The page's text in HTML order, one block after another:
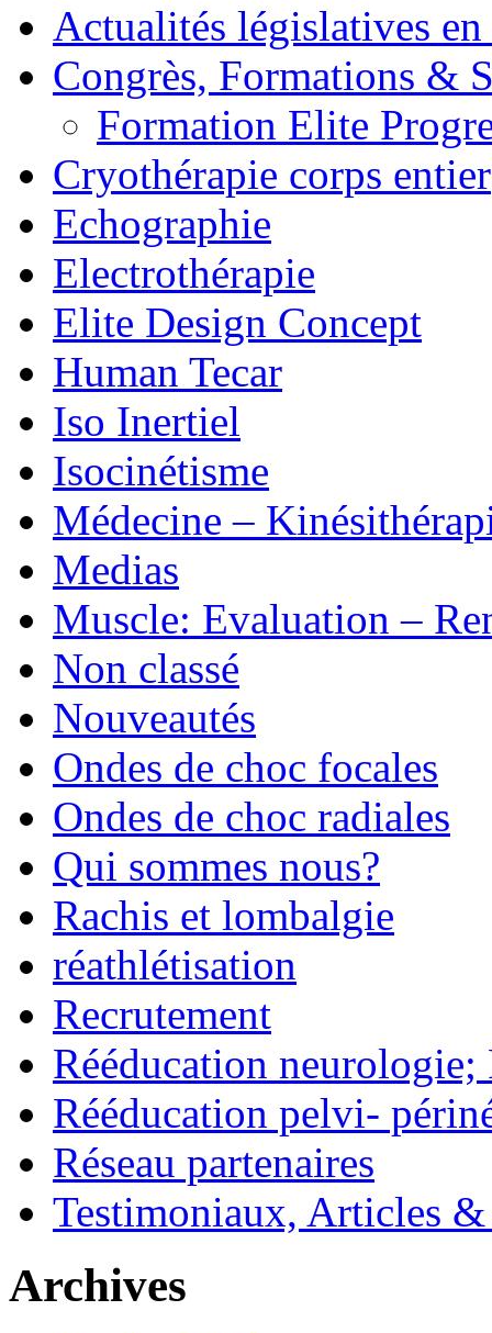
Actualités législatives
Congrès, Formations &
Formation Elite
Cryothérapie corps entier
Echographie
Electrothérapie
Elite Design Concept
Human Tecar
Iso Inertiel
Isocinétisme
Médecine –
Medias
Muscle: Evaluation –
Non classé
Nouveautés
Ondes de choc focales
Ondes de choc radiales
Qui sommes nous?
Rachis et lombalgie
réathlétisation
Recrutement
Rééducation
Rééducation pelvi-
Réseau partenaires
Testimoniaux, Articles
Archives